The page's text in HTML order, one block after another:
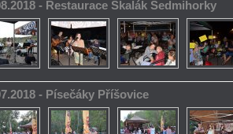
- Restaurace Skalák Sedmihorky
- Písečáky Příšovice